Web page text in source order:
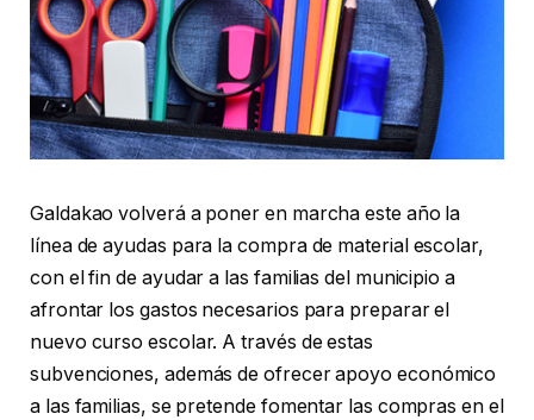
Galdakao volverá a poner en marcha este año la
línea de ayudas para la compra de material escolar,
con el fin de ayudar a las familias del municipio a
afrontar los gastos necesarios para preparar el
nuevo curso escolar. A través de estas
subvenciones, además de ofrecer apoyo económico
a las familias, se pretende fomentar las compras en el